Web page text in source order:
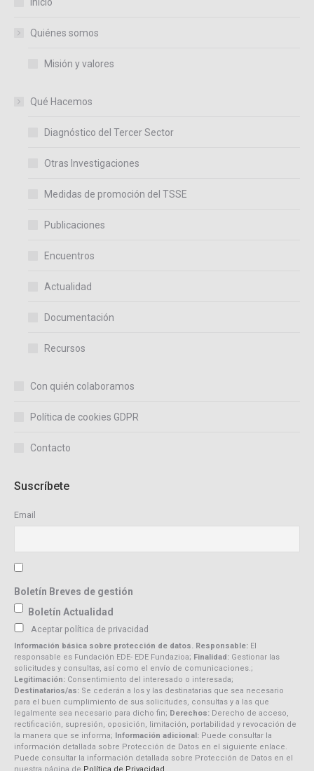
Quiénes somos
Misión y valores
Qué Hacemos
Diagnóstico del Tercer Sector
Otras Investigaciones
Medidas de promoción del TSSE
Publicaciones
Encuentros
Actualidad
Documentación
Recursos
Con quién colaboramos
Política de cookies GDPR
Contacto
Suscríbete
Email
Boletín Breves de gestión
Boletín Actualidad
Aceptar política de privacidad
Información básica sobre protección de datos. Responsable: El
responsable es Fundación EDE- EDE Fundazioa; Finalidad: Gestionar las
solicitudes y consultas, así como el envío de comunicaciones.;
Legitimación: Consentimiento del interesado o interesada;
Destinatarios/as: Se cederán a los y las destinatarias que sea necesario
para el buen cumplimiento de sus solicitudes, consultas y a las que
legalmente sea necesario para dicho fin; Derechos: Derecho de acceso,
rectificación, supresión, oposición, limitación, portabilidad y revocación de
la manera que se informa;
Información adicional: Puede consultar la
información detallada sobre Protección de Datos en el siguiente enlace.
Puede consultar la información detallada sobre Protección de Datos en el